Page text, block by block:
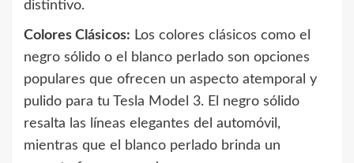
distintivo.
Colores Clásicos: Los colores clásicos como el
negro sólido o el blanco perlado son opciones
populares que ofrecen un aspecto atemporal y
pulido para tu Tesla Model 3. El negro sólido
resalta las líneas elegantes del automóvil,
mientras que el blanco perlado brinda un